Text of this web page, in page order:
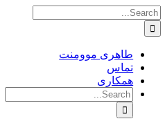
Skip
to
content
Search
for:
طاهری موومنت
تماس
همکاری
Search
for: